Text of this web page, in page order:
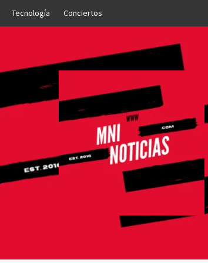
Tecnología Conciertos